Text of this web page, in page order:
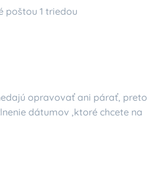
poštou 1 triedou
opravovať ani párať, preto
dátumov ,ktoré chcete na